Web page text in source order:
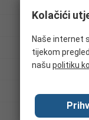
Kolačići
Naše internet
tijekom
našu politiku